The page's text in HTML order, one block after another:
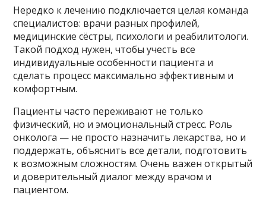
Нередко к лечению подключается целая команда
специалистов: врачи разных профилей,
медицинские сёстры, психологи и реабилитологи.
Такой подход нужен, чтобы учесть все
индивидуальные особенности пациента и
сделать процесс максимально эффективным и
комфортным.
Пациенты часто переживают не только
физический, но и эмоциональный стресс. Роль
онколога — не просто назначить лекарства, но и
поддержать, объяснить все детали, подготовить
к возможным сложностям. Очень важен открытый
и доверительный диалог между врачом и
пациентом.